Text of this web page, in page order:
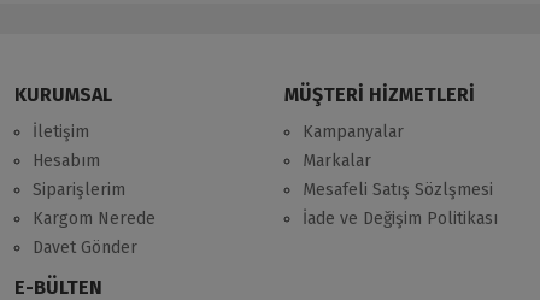
KURUMSAL
İletişim
Hesabım
Siparişlerim
Kargom Nerede
Davet Gönder
MÜŞTERİ HİZMETLERİ
Kampanyalar
Markalar
Mesafeli Satış Sözlşmesi
İade ve Değişim Politikası
E-BÜLTEN